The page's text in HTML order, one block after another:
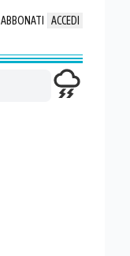
ABBONATI ACCEDI